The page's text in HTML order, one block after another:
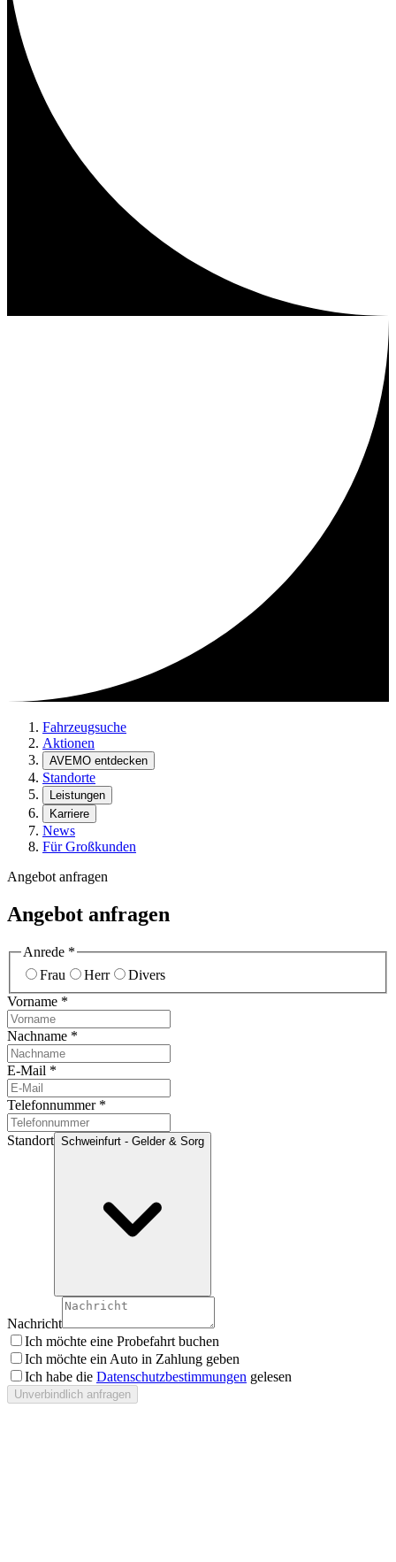
Fahrzeugsuche
Aktionen
AVEMO entdecken
Standorte
Leistungen
Karriere
News
Für Großkunden
Angebot anfragen
Angebot anfragen
Anrede *
Frau
Herr
Divers
Vorname *
Nachname *
E-Mail *
Telefonnummer*
Standort Schweinfurt - Gelder & Sorg
Nachricht
Ich möchte eine Probefahrt buchen
Ich möchte ein Auto in Zahlung geben
Ich habe die Datenschutzbestimmungen gelesen
Unverbindlich anfragen